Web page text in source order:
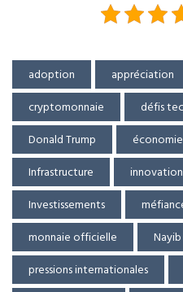
adoption appréciation
cryptomonnaie
défis
Donald Trump
économie
Infrastructure
Investissements
monnaie officielle
pressions internationales